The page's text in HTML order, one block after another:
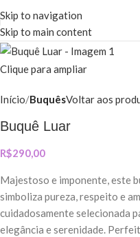
Skip to navigation
Skip to main content
Clique para ampliar
Início BuquêsVoltar aos
Buquê Luar
R$290,00
Majestoso e imponente, este
simboliza pureza, respeito e
cuidadosamente selecionada
elegância e serenidade.